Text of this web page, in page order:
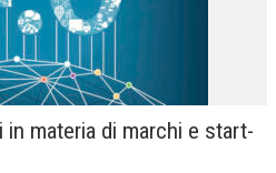
in materia di marchi e start-